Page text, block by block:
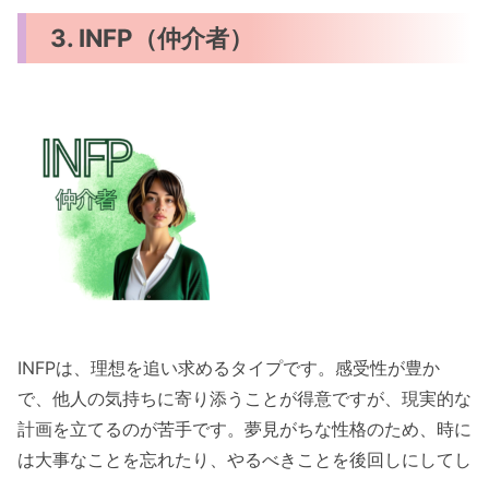
3. INFP（仲介者）
INFPは、理想を追い求めるタイプです。感受性が豊か
で、他人の気持ちに寄り添うことが得意ですが、現実的な
計画を立てるのが苦手です。夢見がちな性格のため、時に
は大事なことを忘れたり、やるべきことを後回しにしてし